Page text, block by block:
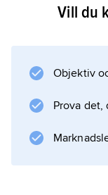
minuters
på grund av
analys på kort
Vill du
Objektiv
Prova det,